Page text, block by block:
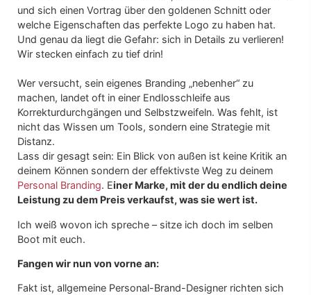
und sich einen Vortrag über den goldenen Schnitt oder
welche Eigenschaften das perfekte Logo zu haben hat.
Und genau da liegt die Gefahr: sich in Details zu verlieren!
Wir stecken einfach zu tief drin!
Wer versucht, sein eigenes Branding „nebenher“ zu
machen, landet oft in einer Endlosschleife aus
Korrekturdurchgängen und Selbstzweifeln. Was fehlt, ist
nicht das Wissen um Tools, sondern eine Strategie mit
Distanz.
Lass dir gesagt sein: Ein Blick von außen ist keine Kritik an
deinem Können sondern der effektivste Weg zu deinem
Personal Branding. Einer Marke, mit der du endlich deine
Leistung zu dem Preis verkaufst, was sie wert ist.
Ich weiß wovon ich spreche – sitze ich doch im selben
Boot mit euch.
Fangen wir nun von vorne an:
Fakt ist, allgemeine Personal-Brand-Designer richten sich